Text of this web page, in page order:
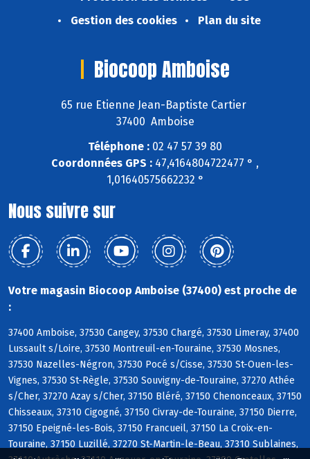
Gestion des cookies
Plan du site
Biocoop Amboise
65 rue Etienne Jean-Baptiste Cartier
37400 Amboise
Téléphone : 02 47 57 39 80
Coordonnées GPS : 47,4164804722477 ° ,
1,01640575662232 °
Nous suivre sur
Votre magasin Biocoop Amboise (37400) est proche de
:
37400 Amboise, 37530 Cangey, 37530 Chargé, 37530 Limeray, 37400
Lussault s/Loire, 37530 Montreuil-en-Touraine, 37530 Mosnes,
37530 Nazelles-Négron, 37530 Pocé s/Cisse, 37530 St-Ouen-les-
Vignes, 37530 St-Règle, 37530 Souvigny-de-Touraine, 37270 Athée
s/Cher, 37270 Azay s/Cher, 37150 Bléré, 37150 Chenonceaux, 37150
Chisseaux, 37310 Cigogné, 37150 Civray-de-Touraine, 37150 Dierre,
37150 Epeigné-les-Bois, 37150 Francueil, 37150 La Croix-en-
Touraine, 37150 Luzillé, 37270 St-Martin-le-Beau, 37310 Sublaines,